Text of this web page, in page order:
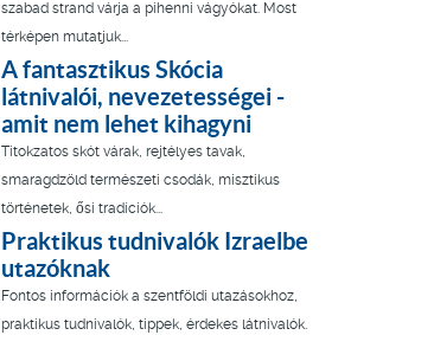
szabad strand várja a pihenni vágyókat. Most
térképen mutatjuk...
A fantasztikus Skócia
látnivalói, nevezetességei -
amit nem lehet kihagyni
Titokzatos skót várak, rejtélyes tavak,
smaragdzöld természeti csodák, misztikus
történetek, ősi tradíciók...
Praktikus tudnivalók Izraelbe
utazóknak
Fontos információk a szentföldi utazásokhoz,
praktikus tudnivalók, tippek, érdekes látnivalók.